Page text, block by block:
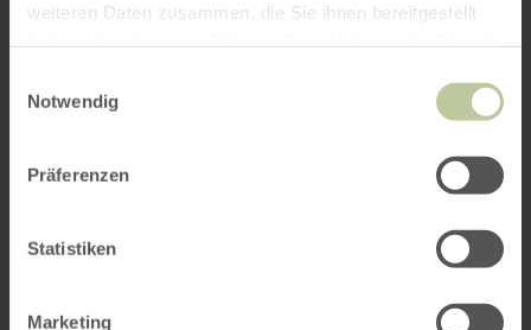
weiteren Daten zusammen, die Sie ihnen bereitgestellt
Notwendig
Präferenzen
Statistiken
Marketing